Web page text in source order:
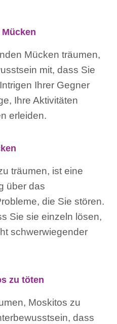
Mücken träumen,
mit, dass Sie
Ihrer Gegner
Ihre Aktivitäten
erleiden.
träumen, ist eine
über das
die Sie stören.
Sie sie einzeln lösen,
schwerwiegender
zu töten
Moskitos zu
dass